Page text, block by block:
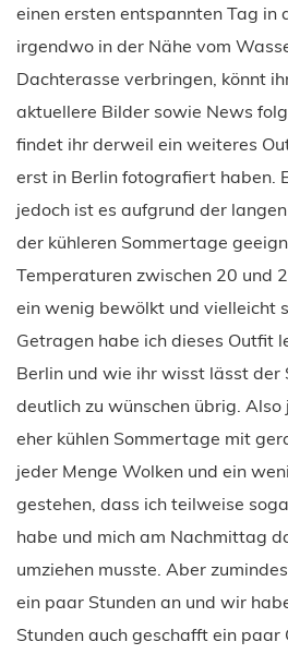
einen ersten entspannten Tag in
irgendwo in der Nähe vom
Dachterasse verbringen, könnt
aktuellere Bilder sowie News
findet ihr derweil ein weiteres
erst in Berlin fotografiert haben.
jedoch ist es aufgrund der
der kühleren Sommertage
Temperaturen zwischen 20 und
ein wenig bewölkt und vielleicht
Getragen habe ich dieses Outfit
Berlin und wie ihr wisst lässt der
deutlich zu wünschen übrig.
eher kühlen Sommertage mit
jeder Menge Wolken und ein
gestehen, dass ich teilweise
habe und mich am Nachmittag
umziehen musste. Aber
ein paar Stunden an und wir
Stunden auch geschafft ein paar